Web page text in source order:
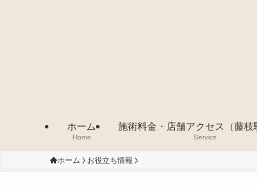
ホーム
Home
施術料金・店舗アクセス（藤枝
Service
ホーム お役立ち情報